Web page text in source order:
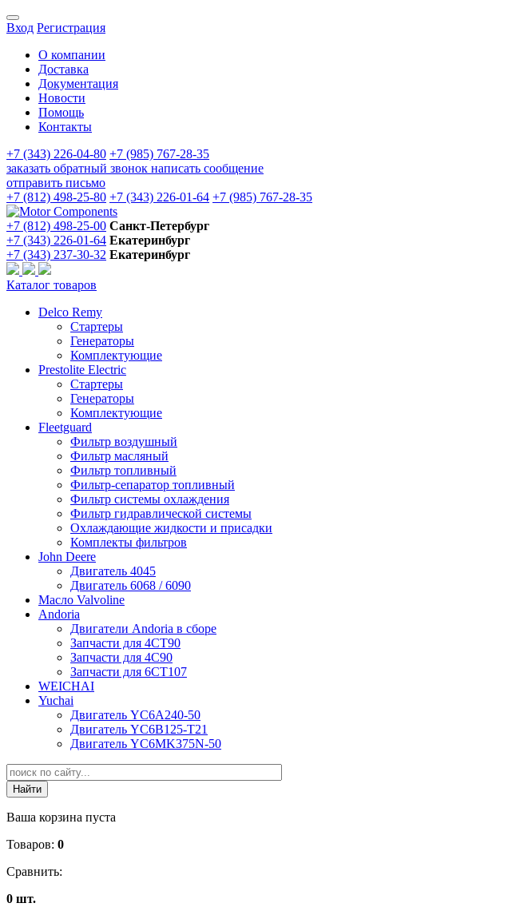
Вход Регистрация
О компании
Доставка
Документация
Новости
Помощь
Контакты
+7 (343) 226-04-80 +7 (985) 767-28-35
заказать обратный звонок написать сообщение
отправить письмо
+7 (812) 498-25-80 +7 (343) 226-01-64 +7 (985) 767-28-35
+7 (812) 498-25-00 Санкт-Петербург
+7 (343) 226-01-64 Екатеринбург
+7 (343) 237-30-32 Екатеринбург
Каталог товаров
Delco Remy
Стартеры
Генераторы
Комплектующие
Prestolite Electric
Стартеры
Генераторы
Комплектующие
Fleetguard
Фильтр воздушный
Фильтр масляный
Фильтр топливный
Фильтр-сепаратор топливный
Фильтр системы охлаждения
Фильтр гидравлической системы
Охлаждающие жидкости и присадки
Комплекты фильтров
John Deere
Двигатель 4045
Двигатель 6068 / 6090
Масло Valvoline
Andoria
Двигатели Andoria в сборе
Запчасти для 4CT90
Запчасти для 4С90
Запчасти для 6CT107
WEICHAI
Yuchai
Двигатель YC6A240-50
Двигатель YC6B125-T21
Двигатель YC6MK375N-50
Ваша корзина пуста
Товаров: 0
Сравнить:
0 шт.